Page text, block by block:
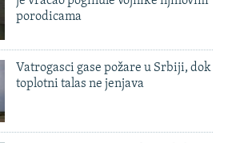
porodicama
Vatrogasci gase požare u Srbiji, dok
toplotni talas ne jenjava